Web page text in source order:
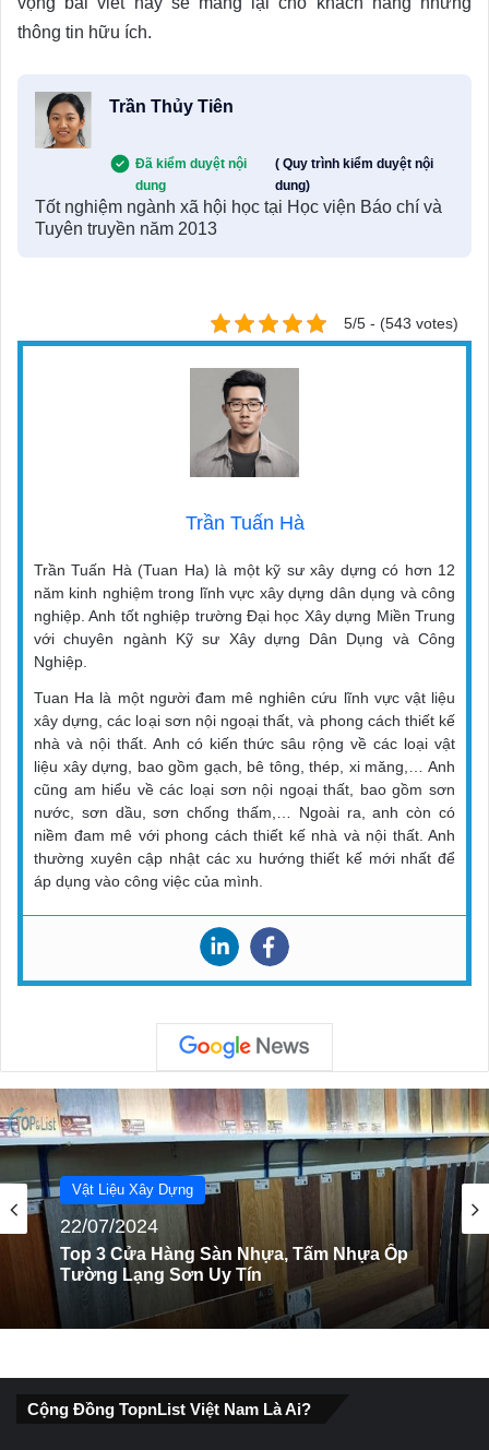
thông tin hữu ích.
Trần Thủy Tiên
Đã kiểm duyệt nội
dung
( Quy trình kiểm duyệt nội
dung)
Tốt nghiệm ngành xã hội học tại Học viện Báo chí và
Tuyên truyền năm 2013
5/5 - (543 votes)
Trần Tuấn Hà
Trần Tuấn Hà (Tuan Ha) là một kỹ sư xây dựng có hơn 12
năm kinh nghiệm trong lĩnh vực xây dựng dân dụng và công
nghiệp. Anh tốt nghiệp trường Đại học Xây dựng Miền Trung
với chuyên ngành Kỹ sư Xây dựng Dân Dụng và Công
Nghiệp.
Tuan Ha là một người đam mê nghiên cứu lĩnh vực vật liệu
xây dựng, các loại sơn nội ngoại thất, và phong cách thiết kế
nhà và nội thất. Anh có kiến thức sâu rộng về các loại vật
liệu xây dựng, bao gồm gạch, bê tông, thép, xi măng,… Anh
cũng am hiểu về các loại sơn nội ngoại thất, bao gồm sơn
nước, sơn dầu, sơn chống thấm,… Ngoài ra, anh còn có
niềm đam mê với phong cách thiết kế nhà và nội thất. Anh
thường xuyên cập nhật các xu hướng thiết kế mới nhất để
áp dụng vào công việc của mình.
Vật Liệu Xây Dựng
22/07/2024
Top 3 Cửa Hàng Sàn Nhựa, Tấm Nhựa Ốp
Tường Lạng Sơn Uy Tín
Vật Liệu Xây Dựng
21/02/2024
Khánh Hòa uy tín
Cộng Đồng TopnList Việt Nam Là Ai?